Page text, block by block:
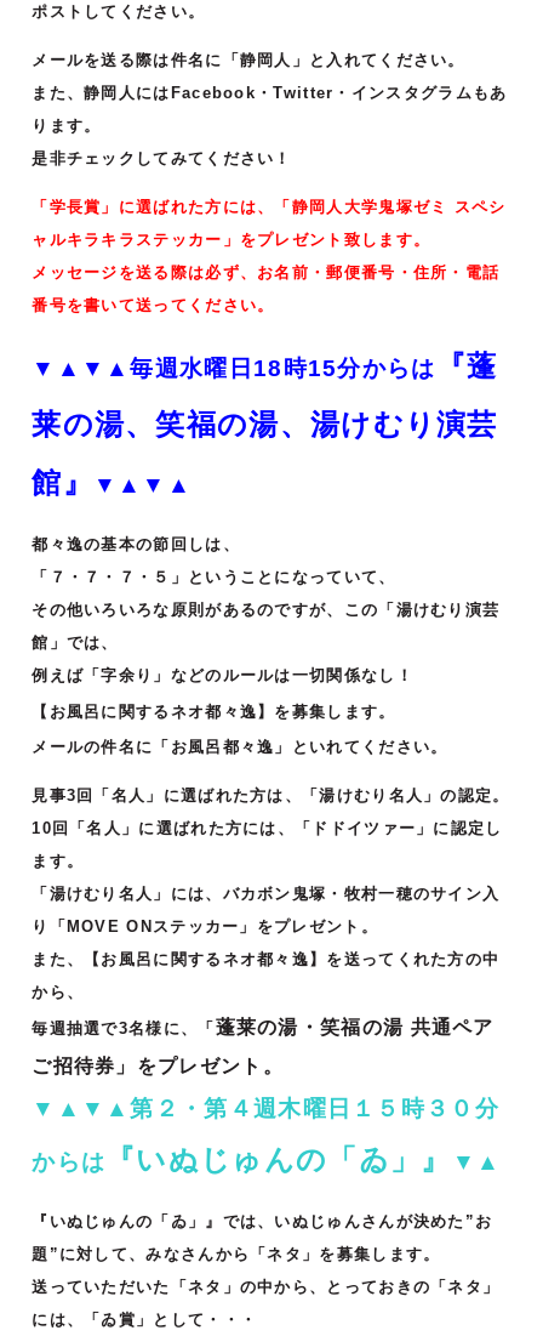
ポストしてください。
メールを送る際は件名に「静岡人」と入れてください。
また、静岡人にはFacebook・Twitter・インスタグラムもあ
ります。
是非チェックしてみてください！
「学長賞」に選ばれた方には、「静岡人大学鬼塚ゼミ スペシ
ャルキラキラステッカー」をプレゼント致します。
メッセージを送る際は必ず、お名前・郵便番号・住所・電話
番号を書いて送ってください。
▼▲▼▲毎週水曜日18時15分からは
『蓬
莱の湯、笑福の湯、湯けむり演芸
館』
▼▲▼▲
都々逸の基本の節回しは、
「７・７・７・５」ということになっていて、
その他いろいろな原則があるのですが、この「湯けむり演芸
館」では、
例えば「字余り」などのルールは一切関係なし！
【お風呂に関するネオ都々逸】を募集します。
メールの件名に「お風呂都々逸」といれてください。
見事3回「名人」に選ばれた方は、「湯けむり名人」の認定。
10回「名人」に選ばれた方には、「ドドイツァー」に認定し
ます。
「湯けむり名人」には、バカボン鬼塚・牧村一穂のサイン入
り「MOVE ONステッカー」をプレゼント。
また、【お風呂に関するネオ都々逸】を送ってくれた方の中
から、
毎週抽選で3名様に、「 蓬莱の湯・笑福の湯 共通ペア
ご招待券」をプレゼント。
▼▲▼▲第２・第４週木曜日１５時３０分
からは 『いぬじゅんの「ゐ」』 ▼▲
『いぬじゅんの「ゐ」』では、いぬじゅんさんが決めた”お
題”に対して、みなさんから「ネタ」を募集します。
送っていただいた「ネタ」の中から、とっておきの「ネタ」
には、「ゐ賞」として・・・